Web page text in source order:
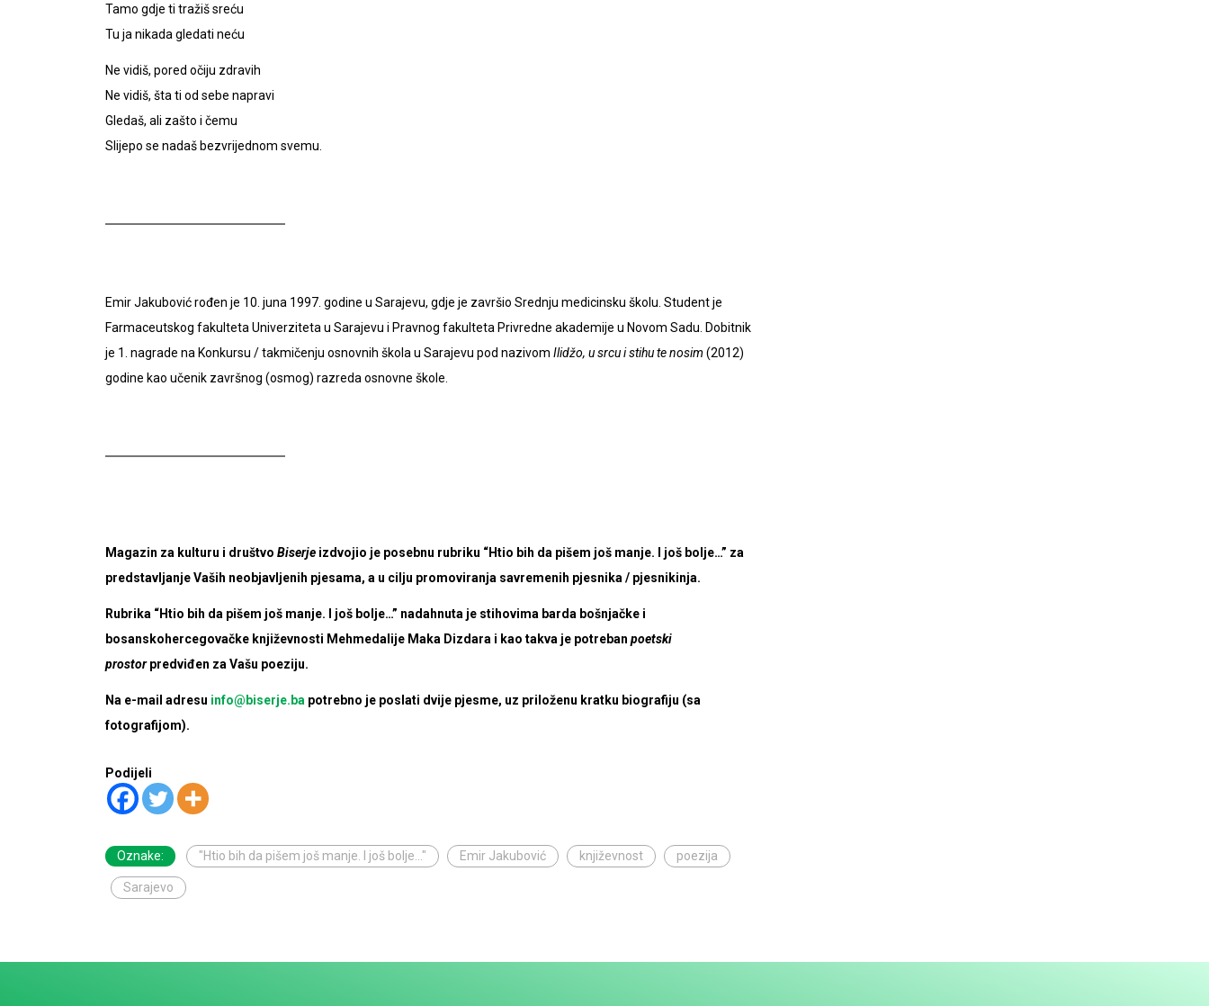
Tamo gdje ti tražiš sreću
Tu ja nikada gledati neću
Ne vidiš, pored očiju zdravih
Ne vidiš, šta ti od sebe napravi
Gledaš, ali zašto i čemu
Slijepo se nadaš bezvrijednom svemu.
Emir Jakubović rođen je 10. juna 1997. godine u Sarajevu, gdje je završio Srednju medicinsku školu. Student je
Farmaceutskog fakulteta Univerziteta u Sarajevu i Pravnog fakulteta Privredne akademije u Novom Sadu. Dobitnik
je 1. nagrade na Konkursu / takmičenju osnovnih škola u Sarajevu pod nazivom Ilidžo, u srcu i stihu te nosim (2012)
godine kao učenik završnog (osmog) razreda osnovne škole.
Magazin za kulturu i društvo Biserje izdvojio je posebnu rubriku “Htio bih da pišem još manje. I još bolje…” za
predstavljanje Vaših neobjavljenih pjesama, a u cilju promoviranja savremenih pjesnika / pjesnikinja.
Rubrika “Htio bih da pišem još manje. I još bolje…” nadahnuta je stihovima barda bošnjačke i
bosanskohercegovačke književnosti Mehmedalije Maka Dizdara i kao takva je potreban poetski
prostorpredviđen za Vašu poeziju.
Na e-mail adresu info@biserje.ba potrebno je poslati dvije pjesme, uz priloženu kratku biografiju (sa
fotografijom).
Podijeli
Oznake: "Htio bih da pišem još manje. I još bolje..." Emir Jakubović književnost poezija
Sarajevo